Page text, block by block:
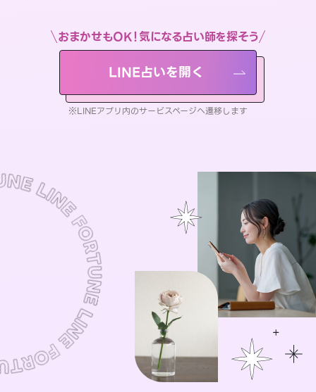
おまかせもOK！気になる占い師を探そう
LINE占いを開く
※LINEアプリ内のサービスページへ遷移します